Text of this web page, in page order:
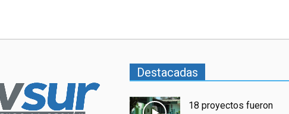
Destacadas
18 proyectos fueron